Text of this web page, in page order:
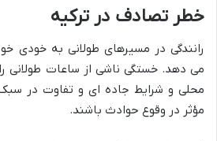
خطر تصادف در ترکیه
رانندگی در مسیرهای طولانی به خودی
می دهد. خستگی ناشی از ساعات طولانی
محلی و شرایط جاده ای و تفاوت در سبک
مؤثر در وقوع حوادث باشند.